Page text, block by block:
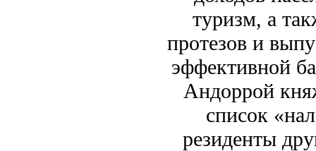
туризм, а
протезов и
эффективной
Андоррой
список
резиденты